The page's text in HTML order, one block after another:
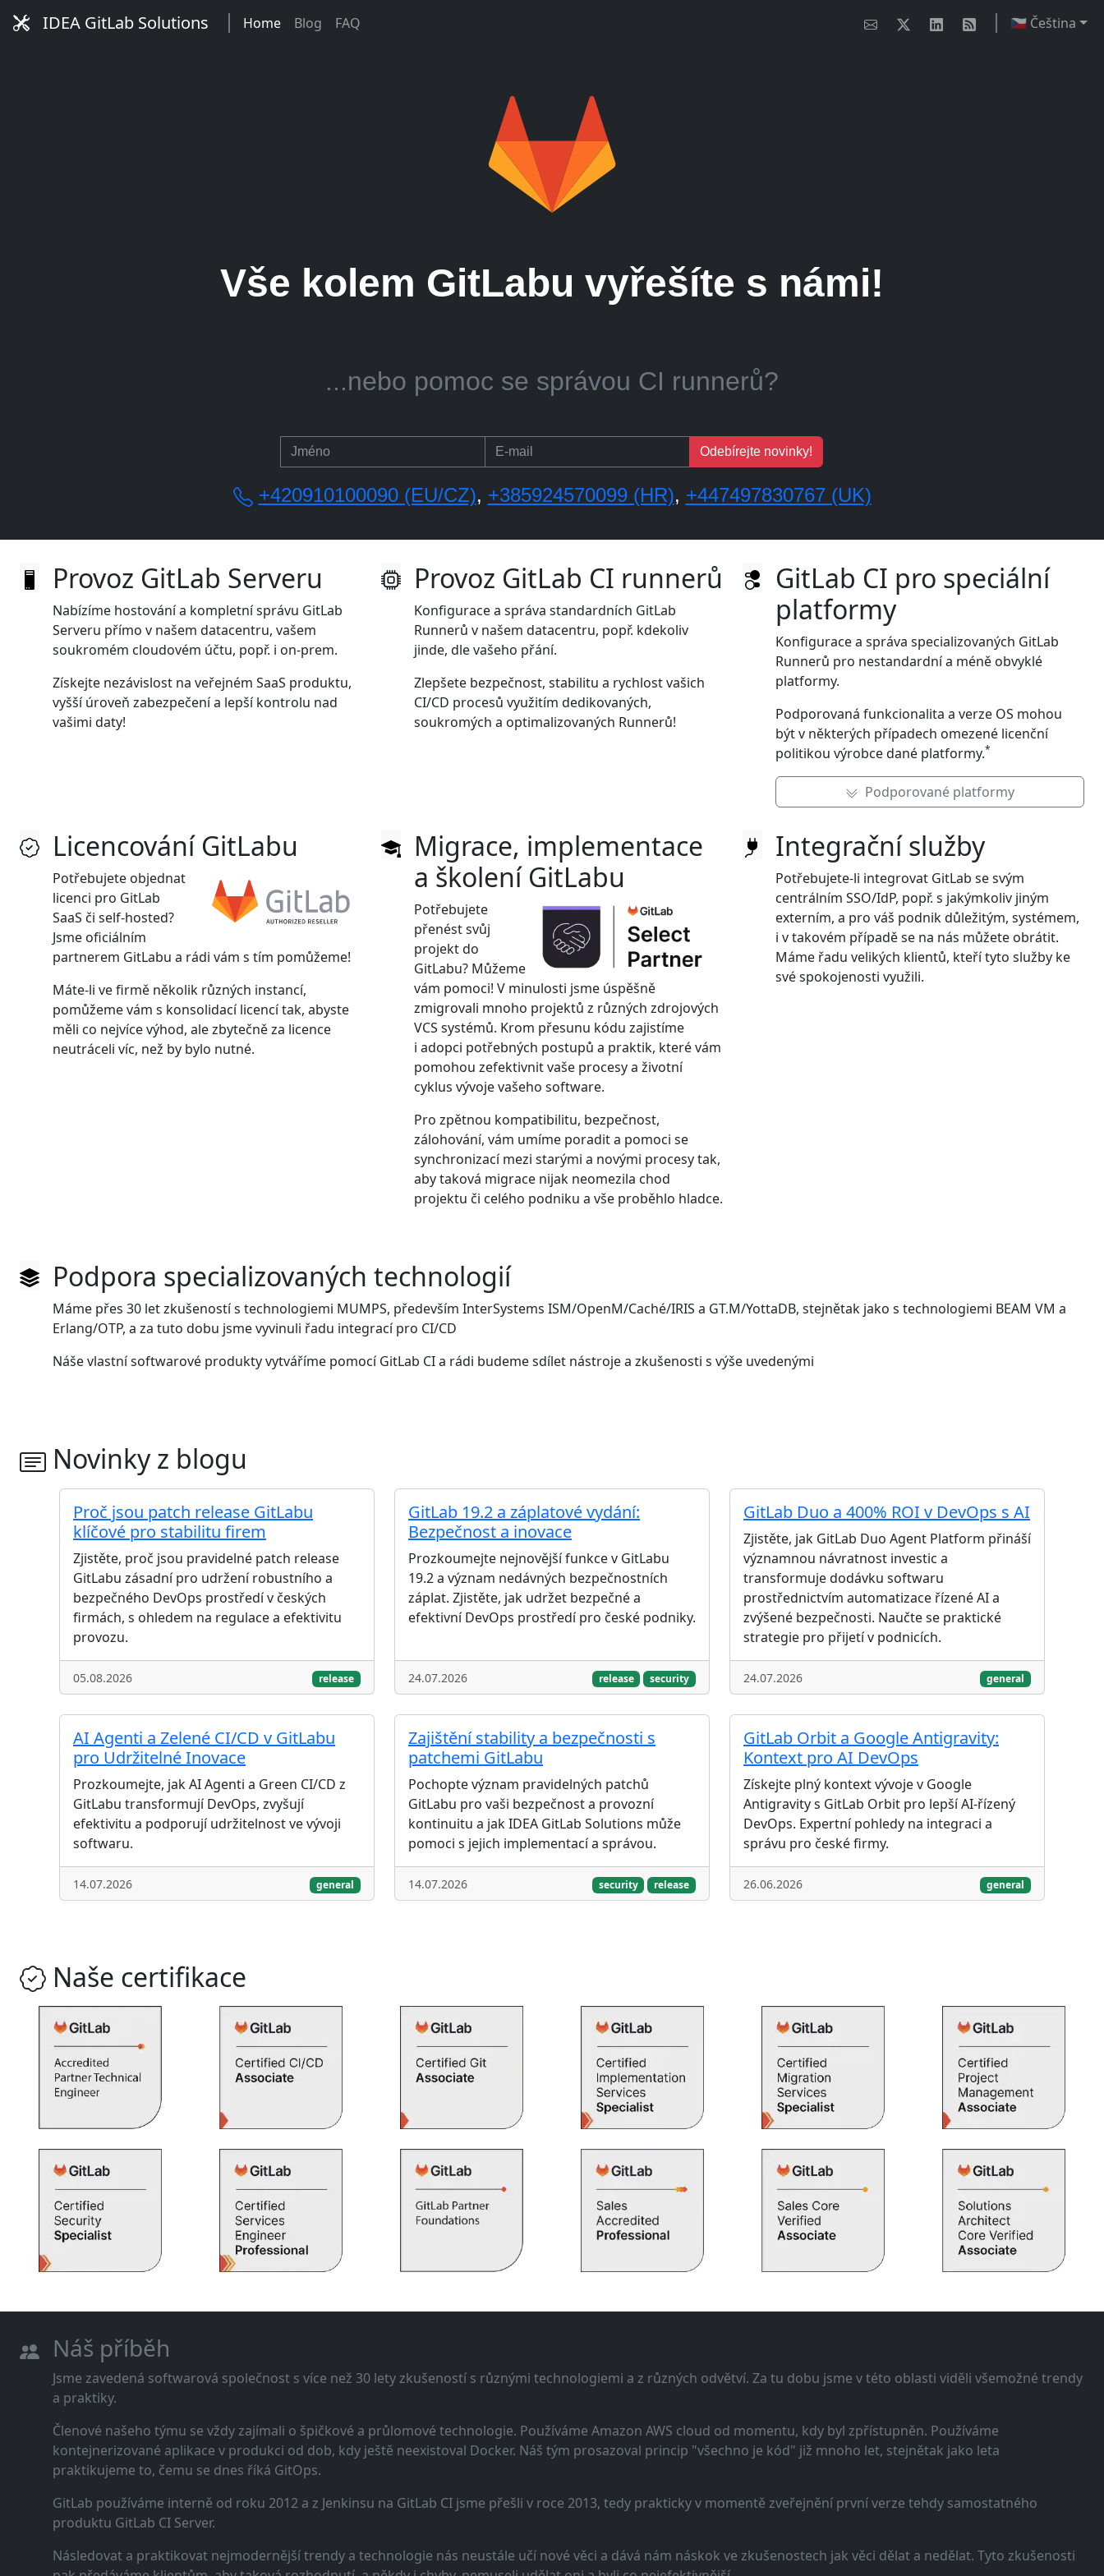
IDEA GitLab Solutions Home Blog FAQ 🇨🇿 Čeština
Vše kolem GitLabu vyřešíte s námi!
...provozovat vlastní GitLab server?
...nebo pomoc se správou CI runnerů?
...či s implementací a školením?
Odebírejte novinky!
+420910100090 (EU/CZ), +385924570099 (HR), +447497830767 (UK)
Provoz GitLab Serveru
Nabízíme hostování a kompletní správu GitLab
Serveru přímo v našem datacentru, vašem
soukromém cloudovém účtu, popř. i on‑prem.
Získejte nezávislost na veřejném SaaS produktu,
vyšší úroveň zabezpečení a lepší kontrolu nad
vašimi daty!
Provoz GitLab CI runnerů
Konfigurace a správa standardních GitLab
Runnerů v našem datacentru, popř. kdekoliv
jinde, dle vašeho přání.
Zlepšete bezpečnost, stabilitu a rychlost vašich
CI/CD procesů využitím dedikovaných,
soukromých a optimalizovaných Runnerů!
GitLab CI pro speciální
platformy
Konfigurace a správa specializovaných GitLab
Runnerů pro nestandardní a méně obvyklé
platformy.
Podporovaná funkcionalita a verze OS mohou
být v některých případech omezené licenční
politikou výrobce dané platformy.*
Podporované platformy
Licencování GitLabu
Potřebujete objednat
licenci pro GitLab
SaaS či self-hosted?
Jsme oficiálním
partnerem GitLabu a rádi vám s tím pomůžeme!
Máte-li ve firmě několik různých instancí,
pomůžeme vám s konsolidací licencí tak, abyste
měli co nejvíce výhod, ale zbytečně za licence
neutráceli víc, než by bylo nutné.
Migrace, implementace
a školení GitLabu
Potřebujete
přenést svůj
projekt do
GitLabu? Můžeme
vám pomoci! V minulosti jsme úspěšně
zmigrovali mnoho projektů z různých zdrojových
VCS systémů. Krom přesunu kódu zajistíme
i adopci potřebných postupů a praktik, které vám
pomohou zefektivnit vaše procesy a životní
cyklus vývoje vašeho software.
Pro zpětnou kompatibilitu, bezpečnost,
zálohování, vám umíme poradit a pomoci se
synchronizací mezi starými a novými procesy tak,
aby taková migrace nijak neomezila chod
projektu či celého podniku a vše proběhlo hladce.
Integrační služby
Potřebujete-li integrovat GitLab se svým
centrálním SSO/IdP, popř. s jakýmkoliv jiným
externím, a pro váš podnik důležitým, systémem,
i v takovém případě se na nás můžete obrátit.
Máme řadu velikých klientů, kteří tyto služby ke
své spokojenosti využili.
Podpora specializovaných technologií
Máme přes 30 let zkušeností s technologiemi MUMPS, především InterSystems ISM/OpenM/Caché/IRIS a GT.M/YottaDB, stejnětak jako s technologiemi BEAM VM a
Erlang/OTP, a za tuto dobu jsme vyvinuli řadu integrací pro CI/CD
Náše vlastní softwarové produkty vytváříme pomocí GitLab CI a rádi budeme sdílet nástroje a zkušenosti s výše uvedenými
Novinky z blogu
Proč jsou patch release GitLabu
klíčové pro stabilitu firem
Zjistěte, proč jsou pravidelné patch release
GitLabu zásadní pro udržení robustního a
bezpečného DevOps prostředí v českých
firmách, s ohledem na regulace a efektivitu
provozu.
05.08.2026 release
GitLab 19.2 a záplatové vydání:
Bezpečnost a inovace
Prozkoumejte nejnovější funkce v GitLabu
19.2 a význam nedávných bezpečnostních
záplat. Zjistěte, jak udržet bezpečné a
efektivní DevOps prostředí pro české podniky.
24.07.2026 release security
GitLab Duo a 400% ROI v DevOps s AI
Zjistěte, jak GitLab Duo Agent Platform přináší
významnou návratnost investic a
transformuje dodávku softwaru
prostřednictvím automatizace řízené AI a
zvýšené bezpečnosti. Naučte se praktické
strategie pro přijetí v podnicích.
24.07.2026 general
AI Agenti a Zelené CI/CD v GitLabu
pro Udržitelné Inovace
Prozkoumejte, jak AI Agenti a Green CI/CD z
GitLabu transformují DevOps, zvyšují
efektivitu a podporují udržitelnost ve vývoji
softwaru.
14.07.2026 general
Zajištění stability a bezpečnosti s
patchemi GitLabu
Pochopte význam pravidelných patchů
GitLabu pro vaši bezpečnost a provozní
kontinuitu a jak IDEA GitLab Solutions může
pomoci s jejich implementací a správou.
14.07.2026 security release
GitLab Orbit a Google Antigravity:
Kontext pro AI DevOps
Získejte plný kontext vývoje v Google
Antigravity s GitLab Orbit pro lepší AI-řízený
DevOps. Expertní pohledy na integraci a
správu pro české firmy.
26.06.2026 general
Naše certifikace
Náš příběh
Jsme zavedená softwarová společnost s více než 30 lety zkušeností s různými technologiemi a z různých odvětví. Za tu dobu jsme v této oblasti viděli všemožné trendy
a praktiky.
Členové našeho týmu se vždy zajímali o špičkové a průlomové technologie. Používáme Amazon AWS cloud od momentu, kdy byl zpřístupněn. Používáme
kontejnerizované aplikace v produkci od dob, kdy ještě neexistoval Docker. Náš tým prosazoval princip "všechno je kód" již mnoho let, stejnětak jako leta
praktikujeme to, čemu se dnes říká GitOps.
GitLab používáme interně od roku 2012 a z Jenkinsu na GitLab CI jsme přešli v roce 2013, tedy prakticky v momentě zveřejnění první verze tehdy samostatného
produktu GitLab CI Server.
Následovat a praktikovat nejmodernější trendy a technologie nás neustále učí nové věci a dává nám náskok ve zkušenostech jak věci dělat a nedělat. Tyto zkušenosti